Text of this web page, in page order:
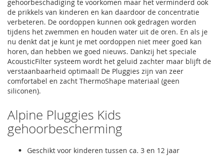
gehoorbeschadiging te voorkomen maar het verminderd ook
de prikkels van kinderen en kan daardoor de concentratie
verbeteren. De oordoppen kunnen ook gedragen worden
tijdens het zwemmen en houden water uit de oren. En als je
nu denkt dat je kunt je met oordoppen niet meer goed kan
horen, dan hebben we goed nieuws. Dankzij het speciale
AcousticFilter systeem wordt het geluid zachter maar blijft de
verstaanbaarheid optimaal! De Pluggies zijn van zeer
comfortabel en zacht ThermoShape materiaal (geen
siliconen).
Alpine Pluggies Kids
gehoorbescherming
Geschikt voor kinderen tussen ca. 3 en 12 jaar